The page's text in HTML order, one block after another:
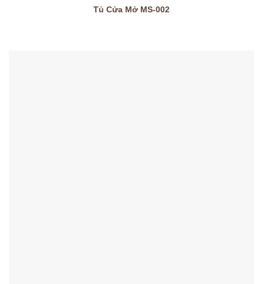
Tủ Cửa Mở MS-002